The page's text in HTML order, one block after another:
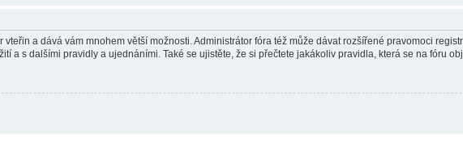
a dává vám mnohem větší možnosti. Administrátor fóra též může dávat rozšířené pravomoci
a s dalšími pravidly a ujednáními. Také se ujistěte, že si přečtete jakákoliv pravidla, která se na fóru